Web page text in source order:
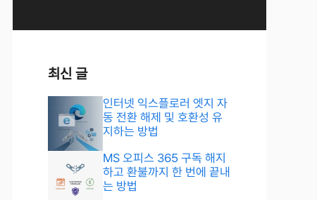
최신 글
인터넷 익스플로러 엣지 자
동 전환 해제 및 호환성 유
지하는 방법
MS 오피스 365 구독 해지
하고 환불까지 한 번에 끝내
는 방법